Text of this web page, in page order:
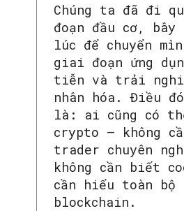
Chúng ta đã đi
đoạn đầu cơ,
lúc để chuyển
giai đoạn ứng
tiễn và trải
nhân hóa. Điều
là: ai cũng có
crypto – không
trader chuyên
không cần biết
cần hiểu toàn bộ
blockchain.